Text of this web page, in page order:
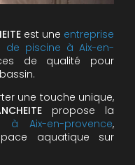
est une entreprise
de piscine à Aix-en-
de qualité pour
une touche unique,
propose la
à Aix-en-provence,
aquatique sur